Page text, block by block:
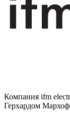
Компания ifm
Герхардом